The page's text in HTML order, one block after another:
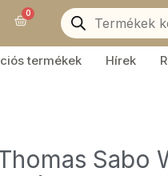
0Kosár
Products
search
termékek Hírek
Sabo